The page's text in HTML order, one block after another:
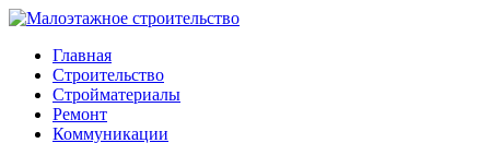
Главная
Строительство
Стройматериалы
Ремонт
Коммуникации